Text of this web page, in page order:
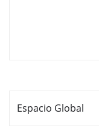
Espacio Global